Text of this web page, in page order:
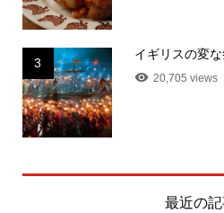
3
イギリスの変
20,705 views
最近の